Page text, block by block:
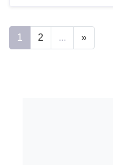
1 2 ... »